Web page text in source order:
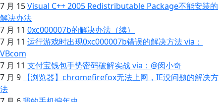
7 月 15Visual C++ 2005 Redistributable Package不能安装的
解决办法
7 月 11 0xc000007b的解决办法（续）
7 月 11 运行游戏时出现0xc000007b错误的解决方法 via：
VBcom
7 月 11 支付宝钱包手势密码破解实战 via：@闵小奇
7 月 9
【浏览器】chromefirefox无法上网，IE没问题的解决方
法